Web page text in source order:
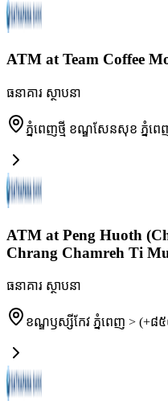
ATM at Team Coffee
ធនាគារ ស្ថាបនា
ភ្នំពេញថ្មី ខណ្ឌសែនសុខ ភ្នំ
ATM at Peng Huoth
Chrang Chamreh Ti
ធនាគារ ស្ថាបនា
ខណ្ឌឫស្សីកែវ ភ្នំពេញ > (+